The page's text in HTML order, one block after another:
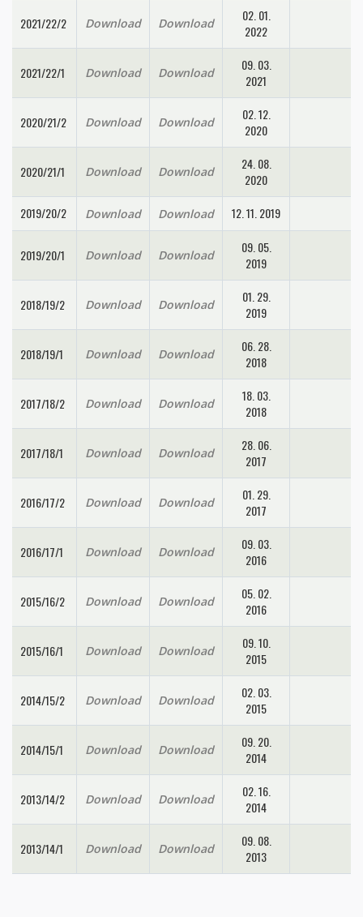
2021/22/2 Download Download
02. 01.
2022
2021/22/1 Download Download
09. 03.
2021
2020/21/2 Download Download
02. 12.
2020
2020/21/1 Download Download
24. 08.
2020
2019/20/2
Download Download 12. 11. 2019
2019/20/1 Download Download
09. 05.
2019
2018/19/2 Download Download
01. 29.
2019
2018/19/1 Download Download
06. 28.
2018
2017/18/2 Download Download
18. 03.
2018
2017/18/1 Download Download
28. 06.
2017
2016/17/2 Download Download
01. 29.
2017
2016/17/1 Download Download
09. 03.
2016
2015/16/2 Download Download
05. 02.
2016
2015/16/1 Download Download
09. 10.
2015
2014/15/2 Download Download
02. 03.
2015
2014/15/1 Download Download
09. 20.
2014
2013/14/2 Download Download
02. 16.
2014
2013/14/1 Download Download
09. 08.
2013